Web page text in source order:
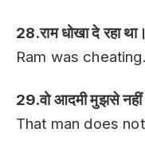
28.राम धोखा दे रहा था।
Ram was cheating.
29.वो आदमी मुझसे नहीं
That man does